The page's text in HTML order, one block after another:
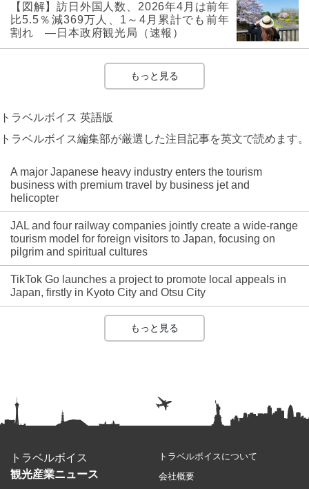
【図解】訪日外国人数、2026年4月は前年
比5.5％減369万人、1～4月累計でも前年
割れ ―日本政府観光局（速報）
もっと見る
トラベルボイス 英語版
トラベルボイス編集部が厳選した注目記事を英文で読めます。
A major Japanese heavy industry enters the tourism
business with premium travel by business jet and
helicopter
JAL and four railway companies jointly create a wide-range
tourism model for foreign visitors to Japan, focusing on
pilgrim and spiritual cultures
TikTok Go launches a project to promote local appeals in
Japan, firstly in Kyoto City and Otsu City
もっと見る
トラベルボイス
観光産業ニュース
トラベルボイスについて
会社概要